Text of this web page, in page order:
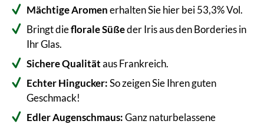
Mächtige Aromenerhalten Sie hier bei 53,3% Vol.
Bringt dieflorale Süßeder Iris aus den Borderies in
Ihr Glas.
SichereQualitätaus Frankreich.
Echter Hingucker:So zeigen Sie Ihren guten
Geschmack!
Edler Augenschmaus:Ganz naturbelassene